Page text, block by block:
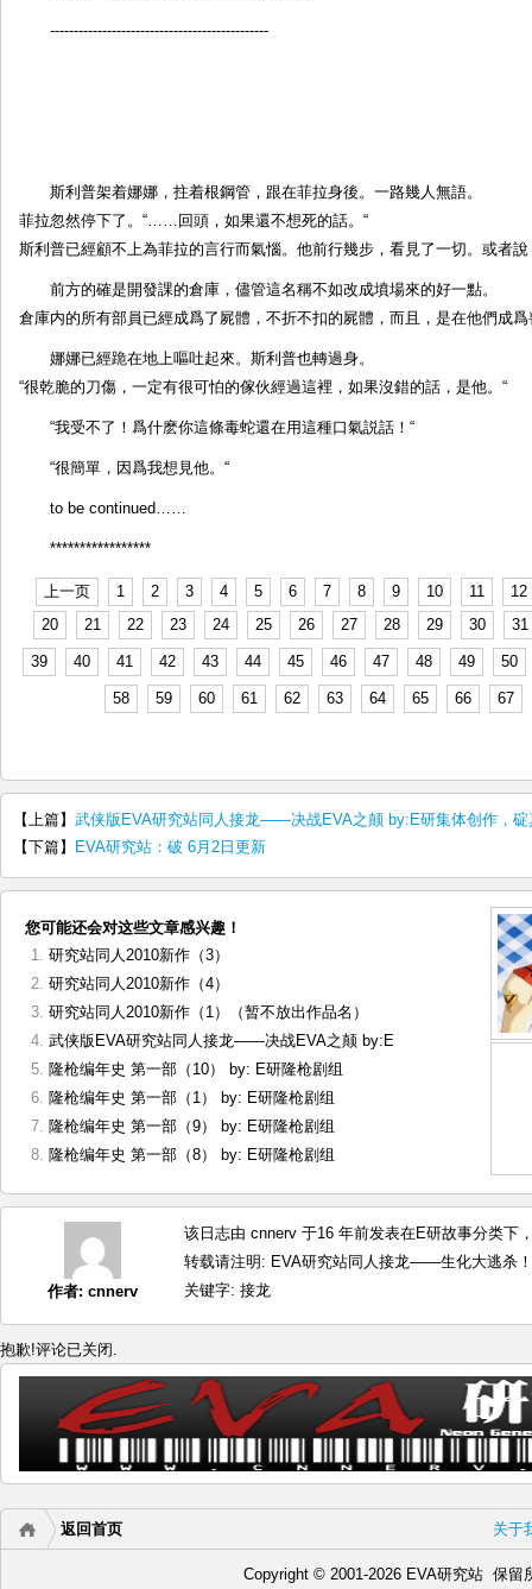
----------------------------------------------
斯利普架着娜娜，拄着根鋼管，跟在菲拉身後。一路幾人無語。
菲拉忽然停下了。“……回頭，如果還不想死的話。“
斯利普已經顧不上為菲拉的言行而氣惱。他前行幾步，看見了一切。或者
前方的確是開發課的倉庫，儘管這名稱不如改成墳場來的好一點。
倉庫内的所有部員已經成爲了屍體，不折不扣的屍體，而且，是在他們成
娜娜已經跪在地上嘔吐起來。斯利普也轉過身。
“很乾脆的刀傷，一定有很可怕的傢伙經過這裡，如果沒錯的話，是他。“
“我受不了！爲什麽你這條毒蛇還在用這種口氣説話！“
“很簡單，因爲我想見他。“
to be continued……
*****************
上一页 1 2 3 4 5 6 7 8 9 10 11
12
20
21 22 23 24 25 26 27 28 29 30 31
39 40 41 42 43 44 45 46 47 48 49 50
58 59 60 61 62 63 64 65 66 67
【上篇】 武侠版EVA研究站同人接龙——决战EVA之颠 by:E研集体创作，碇
【下篇】
EVA研究站：破 6月2日更新
您可能还会对这些文章感兴趣！
研究站同人2010新作（3）
研究站同人2010新作（4）
研究站同人2010新作（1）（暂不放出作品名）
武侠版EVA研究站同人接龙——决战EVA之颠 by:E
隆枪编年史 第一部（10） by: E研隆枪剧组
隆枪编年史 第一部（1） by: E研隆枪剧组
隆枪编年史 第一部（9） by: E研隆枪剧组
隆枪编年史 第一部（8） by: E研隆枪剧组
作者: cnnerv
该日志由 cnnerv 于16 年前发表在E研故事分类下
转载请注明: EVA研究站同人接龙——生化大逃杀
关键字: 接龙
抱歉!评论已关闭.
关于
返回首页
Copyright © 2001-2026 EVA研究站 保